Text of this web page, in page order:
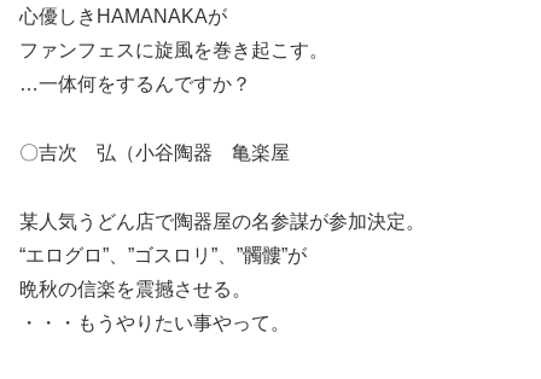
心優しきHAMANAKAが
ファンフェスに旋風を巻き起こす。
…一体何をするんですか？
〇吉次 弘（小谷陶器 亀楽屋
某人気うどん店で陶器屋の名参謀が参加決定。
“エログロ”、”ゴスロリ”、”髑髏”が
晩秋の信楽を震撼させる。
・・・もうやりたい事やって。